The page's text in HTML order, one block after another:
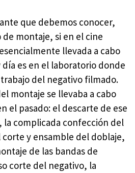
que debemos conocer,
montaje, si en el cine
llevada a cabo
es en el laboratorio donde
del negativo filmado.
montaje se llevaba a cabo
el pasado: el descarte de ese
la complicada confección del
y ensamble del doblaje,
de las bandas de
corte del negativo, la